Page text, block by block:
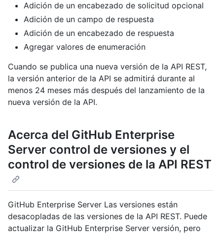
Adición de un encabezado de solicitud opcional
Adición de un campo de respuesta
Adición de un encabezado de respuesta
Agregar valores de enumeración
Cuando se publica una nueva versión de la API REST,
la versión anterior de la API se admitirá durante al
menos 24 meses más después del lanzamiento de la
nueva versión de la API.
Acerca del GitHub Enterprise
Server control de versiones y el
control de versiones de la API REST
GitHub Enterprise Server Las versiones están
desacopladas de las versiones de la API REST. Puede
actualizar la GitHub Enterprise Server versión, pero